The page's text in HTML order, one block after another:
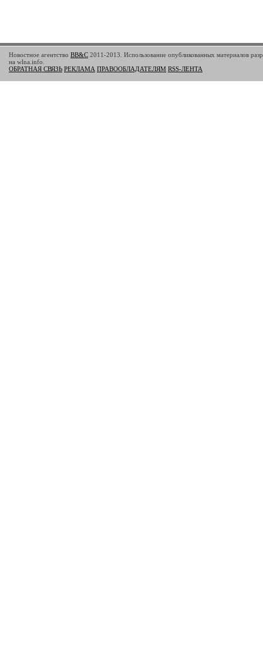
Новостное агентство BB&C 2011-2013. Использование опубликованных материалов
на wlna.info.
ОБРАТНАЯ СВЯЗЬ РЕКЛАМА ПРАВООБЛАДАТЕЛЯМ RSS-ЛЕНТА